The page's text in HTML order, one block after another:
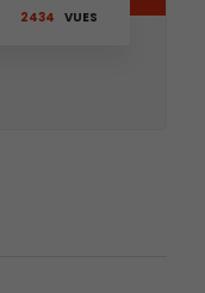
2434 VUES